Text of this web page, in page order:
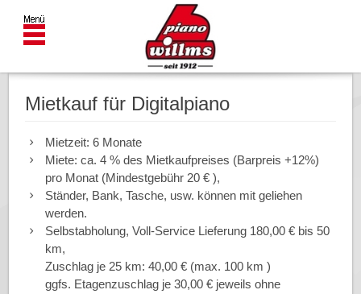
Mietkauf für Digitalpiano
Mietzeit: 6 Monate
Miete: ca. 4 % des Mietkaufpreises (Barpreis +12%)
pro Monat (Mindestgebühr 20 € ),
Ständer, Bank, Tasche, usw. können mit geliehen
werden.
Selbstabholung, Voll-Service Lieferung 180,00 € bis 50
km,
Zuschlag je 25 km: 40,00 € (max. 100 km )
ggfs. Etagenzuschlag je 30,00 € jeweils ohne